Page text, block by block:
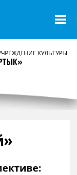
КУЛЬТУРЫ